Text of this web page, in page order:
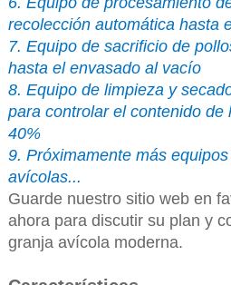
recolección automática hasta
7. Equipo de sacrificio de
hasta el envasado al vacío
8. Equipo de limpieza y
para controlar el contenido de
40%
9. Próximamente más
avícolas...
Guarde nuestro sitio web en
ahora para discutir su plan y
granja avícola moderna.